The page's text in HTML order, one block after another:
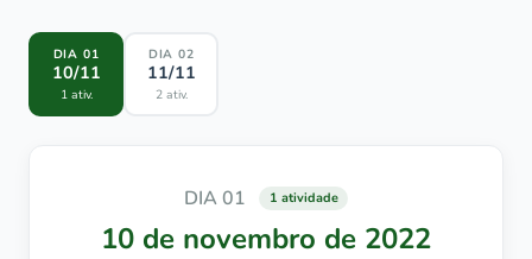
DIA 01
10/11
1 ativ.
DIA 02
11/11
2 ativ.
DIA 01 1 atividade
10 de novembro de 2022